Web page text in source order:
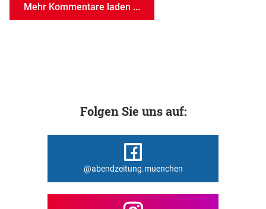
Mehr Kommentare laden ...
Folgen Sie uns auf:
@abendzeitung.muenchen